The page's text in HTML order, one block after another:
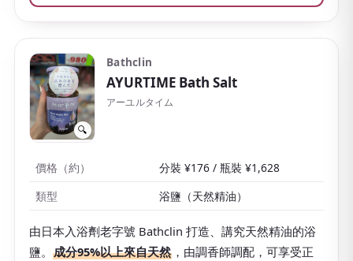
🔍
Bathclin
AYURTIME Bath Salt
アーユルタイム
價格（約）
分裝 ¥176 / 瓶裝 ¥1,628
類型
浴鹽（天然精油）
由日本入浴劑老字號 Bathclin 打造、講究天然精油的浴
鹽。 成分95%以上來自天然 ，由調香師調配，可享受正